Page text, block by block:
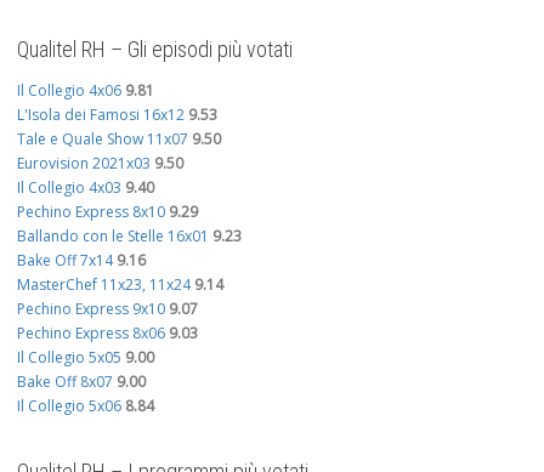
Qualitel RH – Gli episodi più votati
Il Collegio 4x06 9.81
L'Isola dei Famosi 16x12 9.53
Tale e Quale Show 11x07 9.50
Eurovision 2021x03 9.50
Il Collegio 4x03 9.40
Pechino Express 8x10 9.29
Ballando con le Stelle 16x01 9.23
Bake Off 7x14 9.16
MasterChef 11x23, 11x24 9.14
Pechino Express 9x10 9.07
Pechino Express 8x06 9.03
Il Collegio 5x05 9.00
Bake Off 8x07 9.00
Il Collegio 5x06 8.84